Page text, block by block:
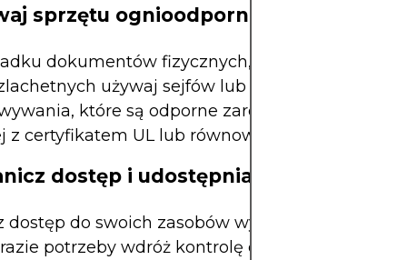
sprzętu ognioodpornego i
dokumentów fizycznych, portfeli
używaj sejfów lub pudełek do
które są odporne zarówno na ogień,
z certyfikatem UL lub równoważnym).
dostęp i udostępniaj selektywnie
dostęp do swoich zasobów wyłącznie do
potrzeby wdróż kontrolę dostępu, taką jak